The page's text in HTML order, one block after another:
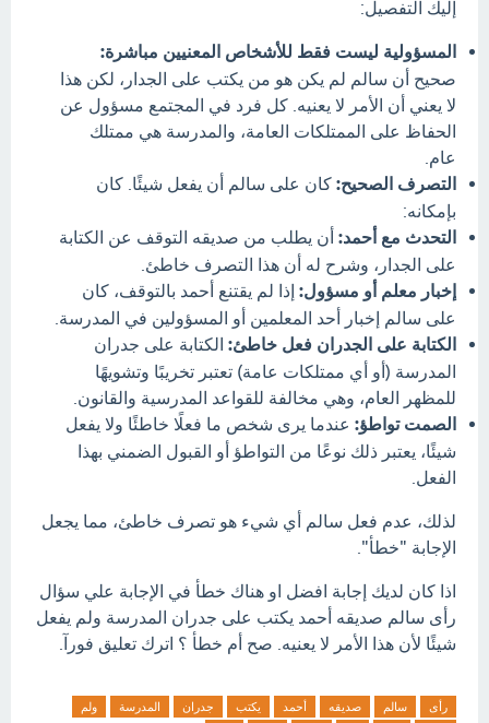
إليك التفصيل:
المسؤولية ليست فقط للأشخاص المعنيين مباشرة:
صحيح أن سالم لم يكن هو من يكتب على الجدار، لكن هذا
لا يعني أن الأمر لا يعنيه. كل فرد في المجتمع مسؤول عن
الحفاظ على الممتلكات العامة، والمدرسة هي ممتلك
عام.
التصرف الصحيح: كان على سالم أن يفعل شيئًا. كان
بإمكانه:
التحدث مع أحمد: أن يطلب من صديقه التوقف عن الكتابة
على الجدار، وشرح له أن هذا التصرف خاطئ.
إخبار معلم أو مسؤول: إذا لم يقتنع أحمد بالتوقف، كان
على سالم إخبار أحد المعلمين أو المسؤولين في المدرسة.
الكتابة على الجدران فعل خاطئ: الكتابة على جدران
المدرسة (أو أي ممتلكات عامة) تعتبر تخريبًا وتشويهًا
للمظهر العام، وهي مخالفة للقواعد المدرسية والقانون.
الصمت تواطؤ: عندما يرى شخص ما فعلًا خاطئًا ولا يفعل
شيئًا، يعتبر ذلك نوعًا من التواطؤ أو القبول الضمني بهذا
الفعل.
لذلك، عدم فعل سالم أي شيء هو تصرف خاطئ، مما يجعل
الإجابة "خطأ".
اذا كان لديك إجابة افضل او هناك خطأ في الإجابة علي سؤال
رأى سالم صديقه أحمد يكتب على جدران المدرسة ولم يفعل
شيئًا لأن هذا الأمر لا يعنيه. صح أم خطأ ؟ اترك تعليق فورآ.
رأى سالم صديقه أحمد يكتب جدران المدرسة
ولم